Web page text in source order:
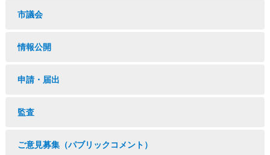
市議会
情報公開
申請・届出
監査
ご意見募集（パブリックコメント）